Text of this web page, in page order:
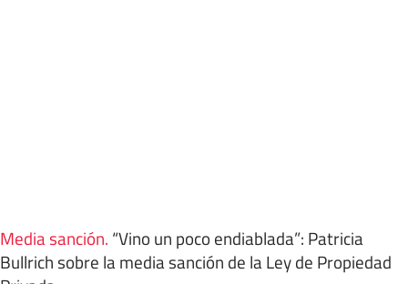
Media sanción. “Vino un poco endiablada”: Patricia
Bullrich sobre la media sanción de la Ley de Propiedad